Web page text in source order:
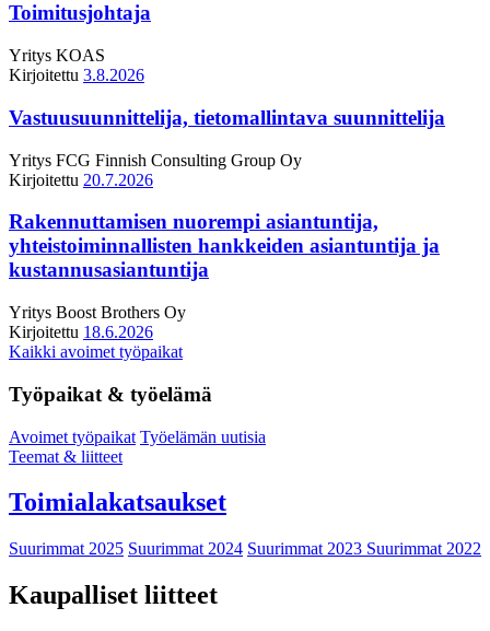
Toimitusjohtaja
Yritys KOAS
Kirjoitettu 3.8.2026
Vastuusuunnittelija, tietomallintava suunnittelija
Yritys FCG Finnish Consulting Group Oy
Kirjoitettu 20.7.2026
Rakennuttamisen nuorempi asiantuntija,
yhteistoiminnallisten hankkeiden asiantuntija ja
kustannusasiantuntija
Yritys Boost Brothers Oy
Kirjoitettu 18.6.2026
Kaikki avoimet työpaikat
Työpaikat & työelämä
Avoimet työpaikat Työelämän uutisia
Teemat & liitteet
Toimialakatsaukset
Suurimmat 2025 Suurimmat 2024 Suurimmat 2023 Suurimmat 2022
Kaupalliset liitteet